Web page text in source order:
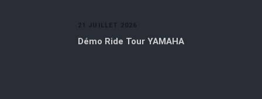
21 JUILLET 2026
Démo Ride Tour YAMAHA